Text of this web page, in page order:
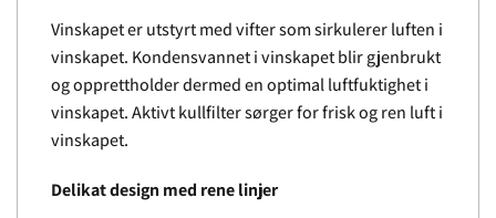
Vinskapet er utstyrt med vifter som sirkulerer luften i
vinskapet. Kondensvannet i vinskapet blir gjenbrukt
og opprettholder dermed en optimal luftfuktighet i
vinskapet. Aktivt kullfilter sørger for frisk og ren luft i
vinskapet.
Delikat design med rene linjer